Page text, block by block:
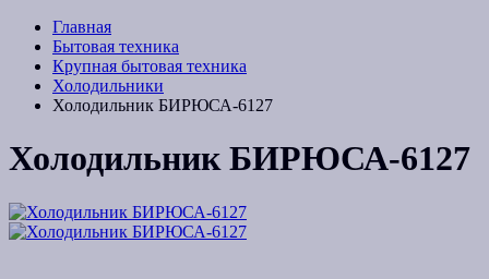
Главная
Бытовая техника
Крупная бытовая техника
Холодильники
Холодильник БИРЮСА-6127
Холодильник БИРЮСА-6127